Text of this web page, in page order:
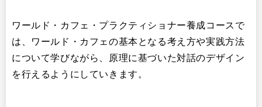
ワールド・カフェ・プラクティショナー養成コースで
は、ワールド・カフェの基本となる考え方や実践方法
について学びながら、原理に基づいた対話のデザイン
を行えるようにしていきます。